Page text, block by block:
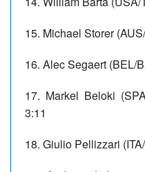
15. Michael Storer
16. Alec Segaert (BEL/
17. Markel Beloki
3:11
18. Giulio Pellizzari